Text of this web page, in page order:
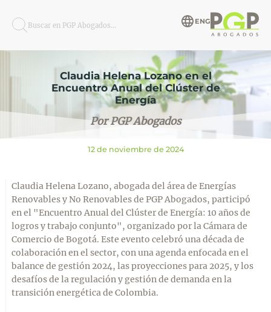
Buscar en PGP Abogados... ENG
Claudia Helena Lozano en el
Encuentro Anual del Clúster de
Energía
Por PGP Abogados
12 de noviembre de 2024
Claudia Helena Lozano, abogada del área de Energías
Renovables y No Renovables de PGP Abogados, participó
en el "Encuentro Anual del Clúster de Energía: 10 años de
logros y trabajo conjunto", organizado por la Cámara de
Comercio de Bogotá. Este evento celebró una década de
colaboración en el sector, con una agenda enfocada en el
balance de gestión 2024, las proyecciones para 2025, y los
desafíos de la regulación y gestión de demanda en la
transición energética de Colombia.